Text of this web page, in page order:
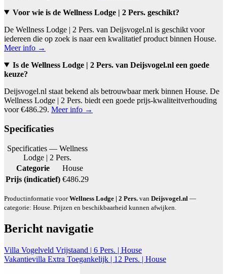
Voor wie is de Wellness Lodge | 2 Pers. geschikt?
De Wellness Lodge | 2 Pers. van Deijsvogel.nl is geschikt voor
iedereen die op zoek is naar een kwalitatief product binnen House.
Meer info →
Is de Wellness Lodge | 2 Pers. van Deijsvogel.nl een goede
keuze?
Deijsvogel.nl staat bekend als betrouwbaar merk binnen House. De
Wellness Lodge | 2 Pers. biedt een goede prijs-kwaliteitverhouding
voor €486.29. Meer info →
Specificaties
Specificaties — Wellness
Lodge | 2 Pers.
Categorie
House
Prijs (indicatief) €486.29
Productinformatie voorWellness Lodge | 2 Pers. van Deijsvogel.nl —
categorie: House. Prijzen en beschikbaarheid kunnen afwijken.
Bericht navigatie
Villa Vogelveld Vrijstaand | 6 Pers. | House
Vakantievilla Extra Toegankelijk | 12 Pers. | House